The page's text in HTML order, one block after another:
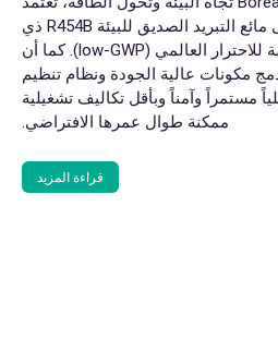
المجموعة بأكملها على مائع التبريد الصديق للبيئة R454B ذي
الإمكانيات المنخفضة للاحترار العالمي (low-GWP). كما أن
مكونات عالية الجودة ونظام تنظيم
مستمراً وآمناً وبأقل تكاليف تشغيلية
ممكنة طوال عمرها الافتراضي.
قراءة المزيد